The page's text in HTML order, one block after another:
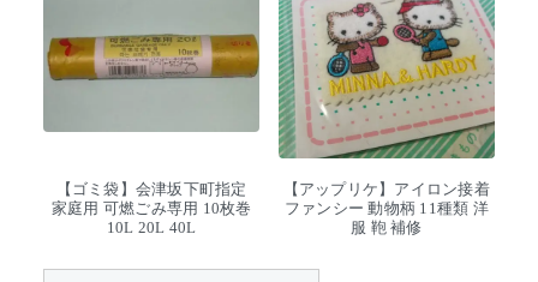
【ゴミ袋】会津坂下町指定
家庭用 可燃ごみ専用 10枚巻
10L 20L 40L
【アップリケ】アイロン接着
ファンシー 動物柄 11種類 洋
服 鞄 補修